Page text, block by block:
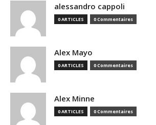
alessandro cappoli
0 ARTICLES 0 Commentaires
Alex Mayo
0 ARTICLES 0 Commentaires
Alex Minne
0 ARTICLES 0 Commentaires